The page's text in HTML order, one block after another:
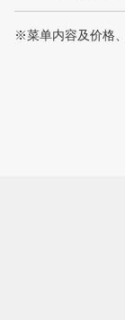
※菜单内容及价格